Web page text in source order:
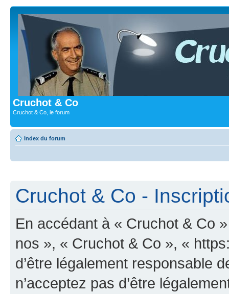
Cruchot & Co
Cruchot & Co, le forum
Index du forum
Cruchot & Co -
En accédant à « Cruchot & Co
nos », « Cruchot & Co », «
d’être légalement responsable
n’acceptez pas d’être